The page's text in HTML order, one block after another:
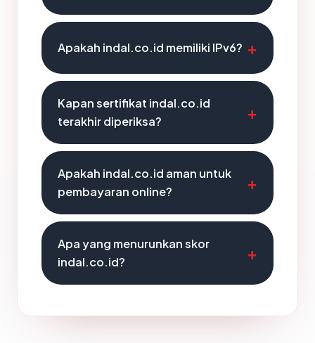
Apakah indal.co.id memiliki IPv6?
Kapan sertifikat indal.co.id
terakhir diperiksa?
Apakah indal.co.id aman untuk
pembayaran online?
Apa yang menurunkan skor
indal.co.id?